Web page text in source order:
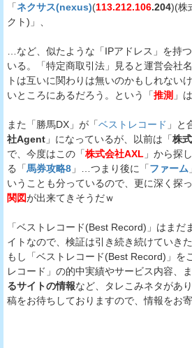
「ネクサス(nexus)(113.212.106.204)(株
クト)」、
…など、似たような「IPアドレス」を持
いる。「特定商取引法」見ると運営会社
トは互いに関わりは無いのかもしれないけ
いところにあるだろう。という「推測 」
また「勝馬DX」が「ベストレコード 」と
社Agent 」になっているが、以前は「株
で、今度はこの「株式会社AXL 」から探
る「馬券攻略8 」…つまり後に「ファーム
いうことも分っているので、更に深く探
関図が出来てきそうだｗ
「ベストレコード(Best Record)」はまだ
イトなので、検証は引き続き続けていきた
もし「ベストレコード(Best Record)」を
レコード」の的中実績やサービス内容、
るサイトの情報など、タレこみネタがあ
稿をお待ちしておりますので、情報をお